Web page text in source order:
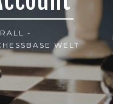
-
WELT